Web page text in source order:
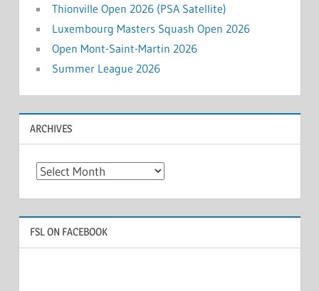
Thionville Open 2026 (PSA Satellite)
Luxembourg Masters Squash Open 2026
Open Mont-Saint-Martin 2026
Summer League 2026
ARCHIVES
Archives
FSL ON FACEBOOK